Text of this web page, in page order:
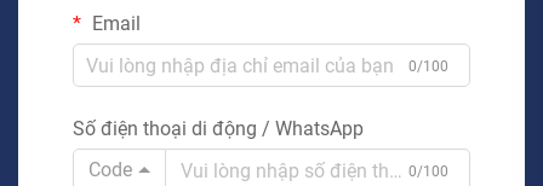
Email
0/100
Số điện thoại di động / WhatsApp
Code
0/100